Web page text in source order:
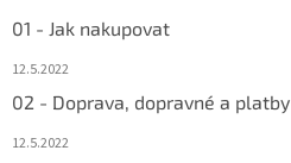
01 - Jak nakupovat
12.5.2022
02 - Doprava, dopravné a platby
12.5.2022